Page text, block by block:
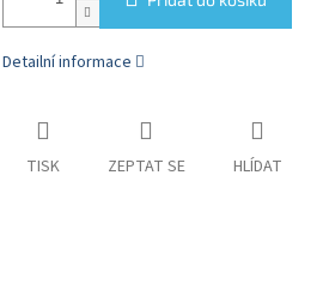
Detailní informace
TISK ZEPTAT SE HLÍDAT